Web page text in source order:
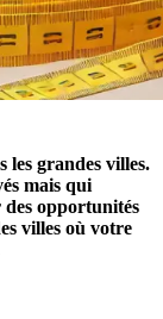
les grandes villes.
mais qui
opportunités
villes où votre